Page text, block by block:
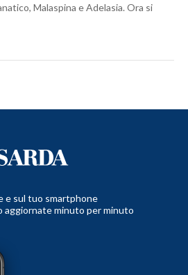
Malaspina e Adelasia. Ora si
e sul tuo smartphone
aggiornate minuto per minuto